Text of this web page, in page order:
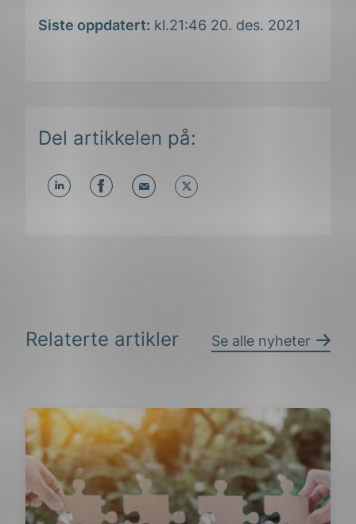
Siste oppdatert: kl.21:46 20. des. 2021
Del artikkelen på:
Relaterte artikler Se alle nyheter